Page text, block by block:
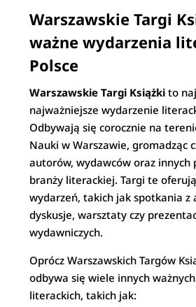
Warszawskie Targi
ważne wydarzenia
Polsce
Warszawskie Targi Książki to
najważniejsze wydarzenie
Odbywają się corocznie na
Nauki w Warszawie, gromadząc
autorów, wydawców oraz innych
branży literackiej. Targi te
wydarzeń, takich jak spotkania z
dyskusje, warsztaty czy
wydawniczych.
Oprócz Warszawskich Targów
odbywa się wiele innych
literackich, takich jak: